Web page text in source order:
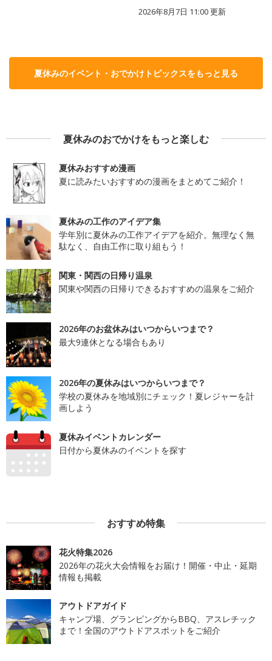
2026年8月7日 11:00更新
夏休みのイベント・おでかけトピックスをもっと見る
夏休みのおでかけをもっと楽しむ
夏休みおすすめ漫画
夏に読みたいおすすめの漫画をまとめてご紹介！
夏休みの工作のアイデア集
学年別に夏休みの工作アイデアを紹介。無理なく無
駄なく、自由工作に取り組もう！
関東・関西の日帰り温泉
関東や関西の日帰りできるおすすめの温泉をご紹介
2026年のお盆休みはいつからいつまで？
最大9連休となる場合もあり
2026年の夏休みはいつからいつまで？
学校の夏休みを地域別にチェック！夏レジャーを計
画しよう
夏休みイベントカレンダー
日付から夏休みのイベントを探す
おすすめ特集
花火特集2026
2026年の花火大会情報をお届け！開催・中止・延期
情報も掲載
アウトドアガイド
キャンプ場、グランピングからBBQ、アスレチック
まで！全国のアウトドアスポットをご紹介